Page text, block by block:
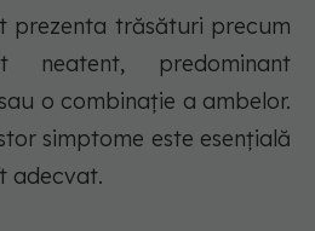
prezenta trăsături precum
neatent, predominant
o combinație a ambelor.
simptome este esențială
adecvat.